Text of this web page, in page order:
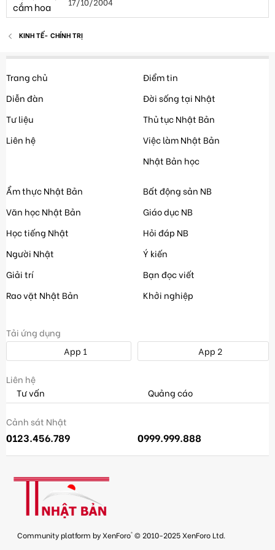
KINH TẾ- CHÍNH TRỊ
Trang chủ
Diễn đàn
Tư liệu
Liên hệ
Điểm tin
Đời sống tại Nhật
Thủ tục Nhật Bản
Việc làm Nhật Bản
Nhật Bản học
Ẩm thực Nhật Bản
Văn học Nhật Bản
Học tiếng Nhật
Người Nhật
Giải trí
Rao vặt Nhật Bản
Bất động sản NB
Giáo dục NB
Hỏi đáp NB
Ý kiến
Bạn đọc viết
Khởi nghiệp
Tải ứng dụng
App 1
App 2
Liên hệ
Tư vấn
Quảng cáo
Cảnh sát Nhật
0123.456.789 0999.999.888
Community platform by XenForo® © 2010-2025 XenForo Ltd.